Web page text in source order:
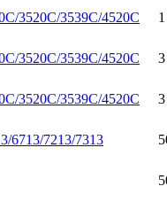
3520C/3539C/4520C
3520C/3539C/4520C
3520C/3539C/4520C
6713/7213/7313